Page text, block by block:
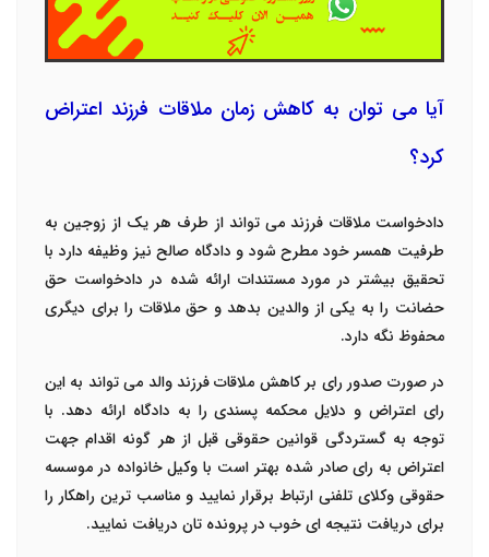
آیا می توان به کاهش زمان ملاقات فرزند اعتراض
کرد؟
دادخواست ملاقات فرزند می تواند از طرف هر یک از زوجین به
طرفیت همسر خود مطرح شود و دادگاه صالح نیز وظیفه دارد با
تحقیق بیشتر در مورد مستندات ارائه شده در دادخواست حق
حضانت را به یکی از والدین بدهد و حق ملاقات را برای دیگری
محفوظ نگه دارد.
در صورت صدور رای بر کاهش ملاقات فرزند والد می تواند به این
رای اعتراض و دلایل محکمه پسندی را به دادگاه ارائه دهد. با
توجه به گستردگی قوانین حقوقی قبل از هر گونه اقدام جهت
اعتراض به رای صادر شده بهتر است با وکیل خانواده در موسسه
حقوقی وکلای تلفنی ارتباط برقرار نمایید و مناسب ترین راهکار را
برای دریافت نتیجه ای خوب در پرونده تان دریافت نمایید.